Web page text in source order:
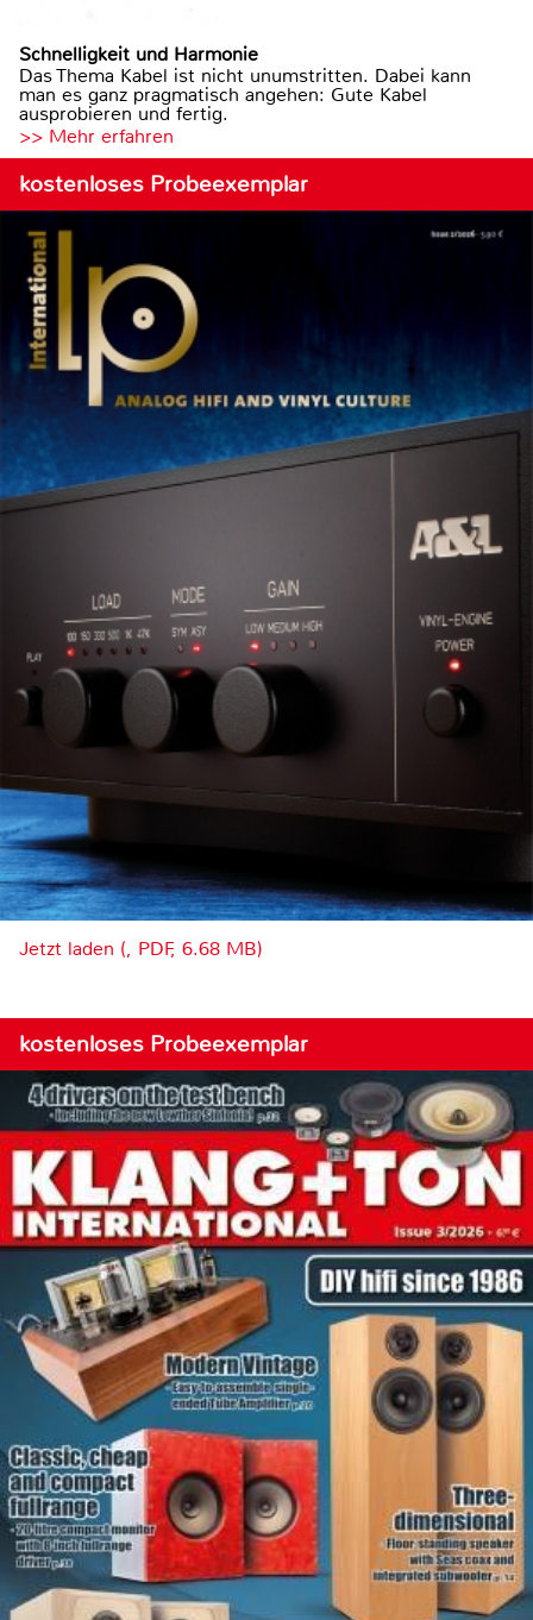
Schnelligkeit und Harmonie
Das Thema Kabel ist nicht unumstritten. Dabei kann
man es ganz pragmatisch angehen: Gute Kabel
ausprobieren und fertig.
>> Mehr erfahren
kostenloses Probeexemplar
Jetzt laden (, PDF, 6.68 MB)
kostenloses Probeexemplar